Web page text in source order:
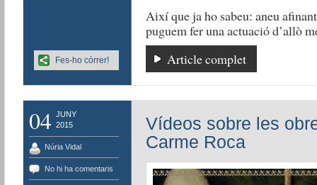
Així que ja ho sabeu: aneu
puguem fer una actuació d’allò
Article complet
Fes-ho córrer!
04 JUNY
2015
Núria Vidal
No hi ha comentaris
Vídeos sobre les
Carme Roca